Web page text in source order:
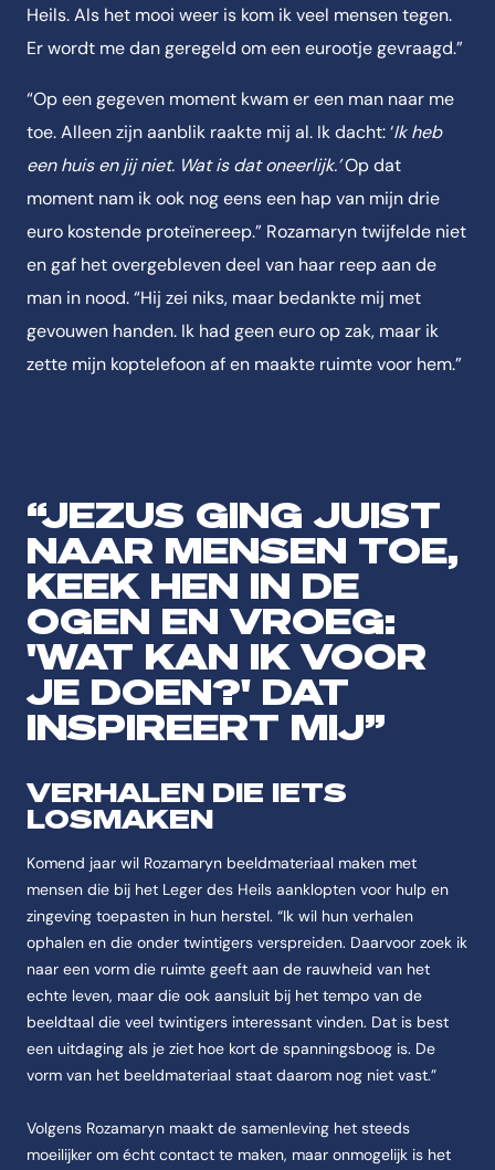
Heils. Als het mooi weer is kom ik veel mensen tegen.
Er wordt me dan geregeld om een eurootje gevraagd.”
“Op een gegeven moment kwam er een man naar me
toe. Alleen zijn aanblik raakte mij al. Ik dacht:‘Ik heb
een huis en jij niet. Wat is dat oneerlijk.’Op dat
moment nam ik ook nog eens een hap van mijn drie
euro kostende proteïnereep.” Rozamaryn twijfelde niet
en gaf het overgebleven deel van haar reep aan de
man in nood. “Hij zei niks, maar bedankte mij met
gevouwen handen. Ik had geen euro op zak, maar ik
zette mijn koptelefoon af en maakte ruimte voor hem.”
“JEZUS GING JUIST
NAAR MENSEN TOE,
KEEK HEN IN DE
OGEN EN VROEG:
'WAT KAN IK VOOR
JE DOEN?' DAT
INSPIREERT MIJ”
VERHALEN DIE IETS
LOSMAKEN
Komend jaar wil Rozamaryn beeldmateriaal maken met
mensen die bij het Leger des Heils aanklopten voor hulp en
zingeving toepasten in hun herstel. “Ik wil hun verhalen
ophalen en die onder twintigers verspreiden. Daarvoor zoek ik
naar een vorm die ruimte geeft aan de rauwheid van het
echte leven, maar die ook aansluit bij het tempo van de
beeldtaal die veel twintigers interessant vinden. Dat is best
een uitdaging als je ziet hoe kort de spanningsboog is. De
vorm van het beeldmateriaal staat daarom nog niet vast.”
Volgens Rozamaryn maakt de samenleving het steeds
moeilijker om écht contact te maken, maar onmogelijk is het